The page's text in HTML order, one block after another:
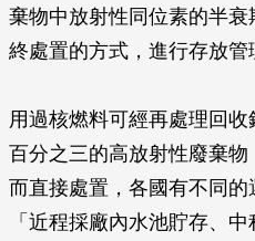
棄物中放射性同位素的半
終處置的方式，進行存放管
用過核燃料可經再處理回
百分之三的高放射性廢棄
而直接處置，各國有不同
「近程採廠內水池貯存、